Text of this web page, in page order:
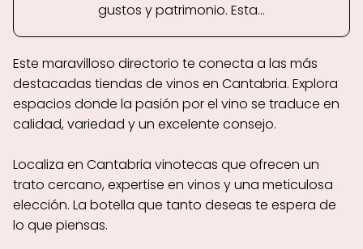
gustos y patrimonio. Esta...
Este maravilloso directorio te conecta a las más
destacadas tiendas de vinos en Cantabria. Explora
espacios donde la pasión por el vino se traduce en
calidad, variedad y un excelente consejo.
Localiza en Cantabria vinotecas que ofrecen un
trato cercano, expertise en vinos y una meticulosa
elección. La botella que tanto deseas te espera de
lo que piensas.